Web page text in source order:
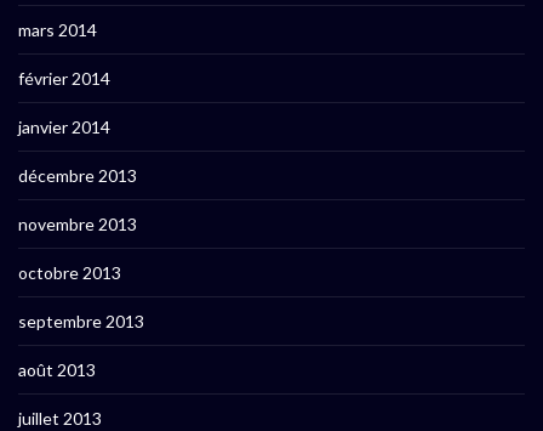
mars 2014
février 2014
janvier 2014
décembre 2013
novembre 2013
octobre 2013
septembre 2013
août 2013
juillet 2013